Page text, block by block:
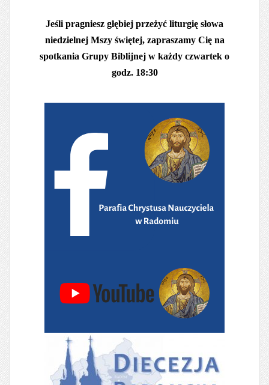
Jeśli pragniesz głębiej przeżyć liturgię słowa
niedzielnej Mszy świętej, zapraszamy Cię na
spotkania Grupy Biblijnej w każdy czwartek o
godz. 18:30